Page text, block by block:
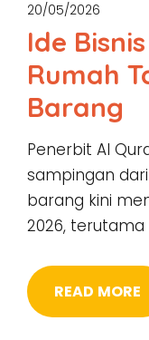
20/05/2026
Ide
Rumah
Barang
Penerbit Al
sampingan
barang kini
2026,
READ MORE